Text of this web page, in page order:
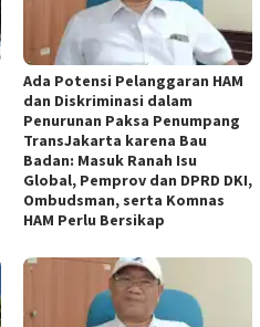
Ada Potensi Pelanggaran HAM
dan Diskriminasi dalam
Penurunan Paksa Penumpang
TransJakarta karena Bau
Badan: Masuk Ranah Isu
Global, Pemprov dan DPRD DKI,
Ombudsman, serta Komnas
HAM Perlu Bersikap